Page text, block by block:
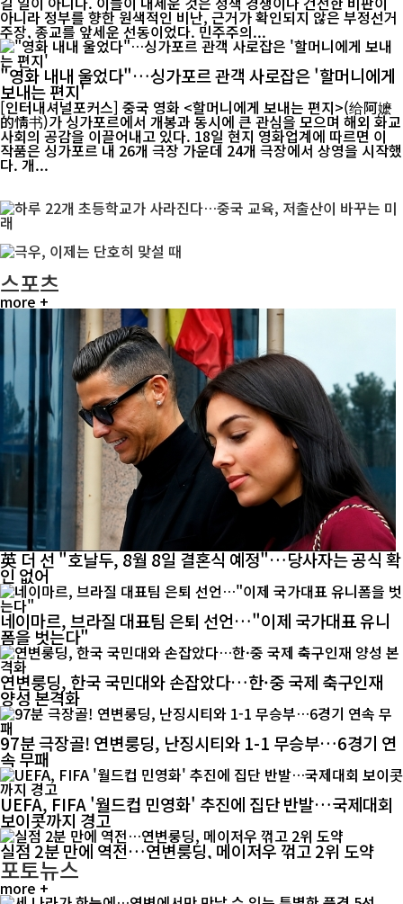
아니라 정부를 향한 원색적인 비난, 근거가 확인되지 않은 부정선거
주장, 종교를 앞세운 선동이었다. 민주주의...
"영화 내내 울었다"…싱가포르 관객 사로잡은 '할머니에게
보내는 편지'
[인터내셔널포커스] 중국 영화 <할머니에게 보내는 편지>(给阿嬷
的情书)가 싱가포르에서 개봉과 동시에 큰 관심을 모으며 해외 화교
사회의 공감을 이끌어내고 있다. 18일 현지 영화업계에 따르면 이
작품은 싱가포르 내 26개 극장 가운데 24개 극장에서 상영을 시작했
다. 개...
스포츠
more +
英 더 선 "호날두, 8월 8일 결혼식 예정"…당사자는 공식 확
인 없어
네이마르, 브라질 대표팀 은퇴 선언…"이제 국가대표 유니
폼을 벗는다"
연변룽딩, 한국 국민대와 손잡았다…한·중 국제 축구인재
양성 본격화
97분 극장골! 연변룽딩, 난징시티와 1-1 무승부…6경기 연
속 무패
UEFA, FIFA '월드컵 민영화' 추진에 집단 반발…국제대회
보이콧까지 경고
실점 2분 만에 역전…연변룽딩, 메이저우 꺾고 2위 도약
포토뉴스
more +